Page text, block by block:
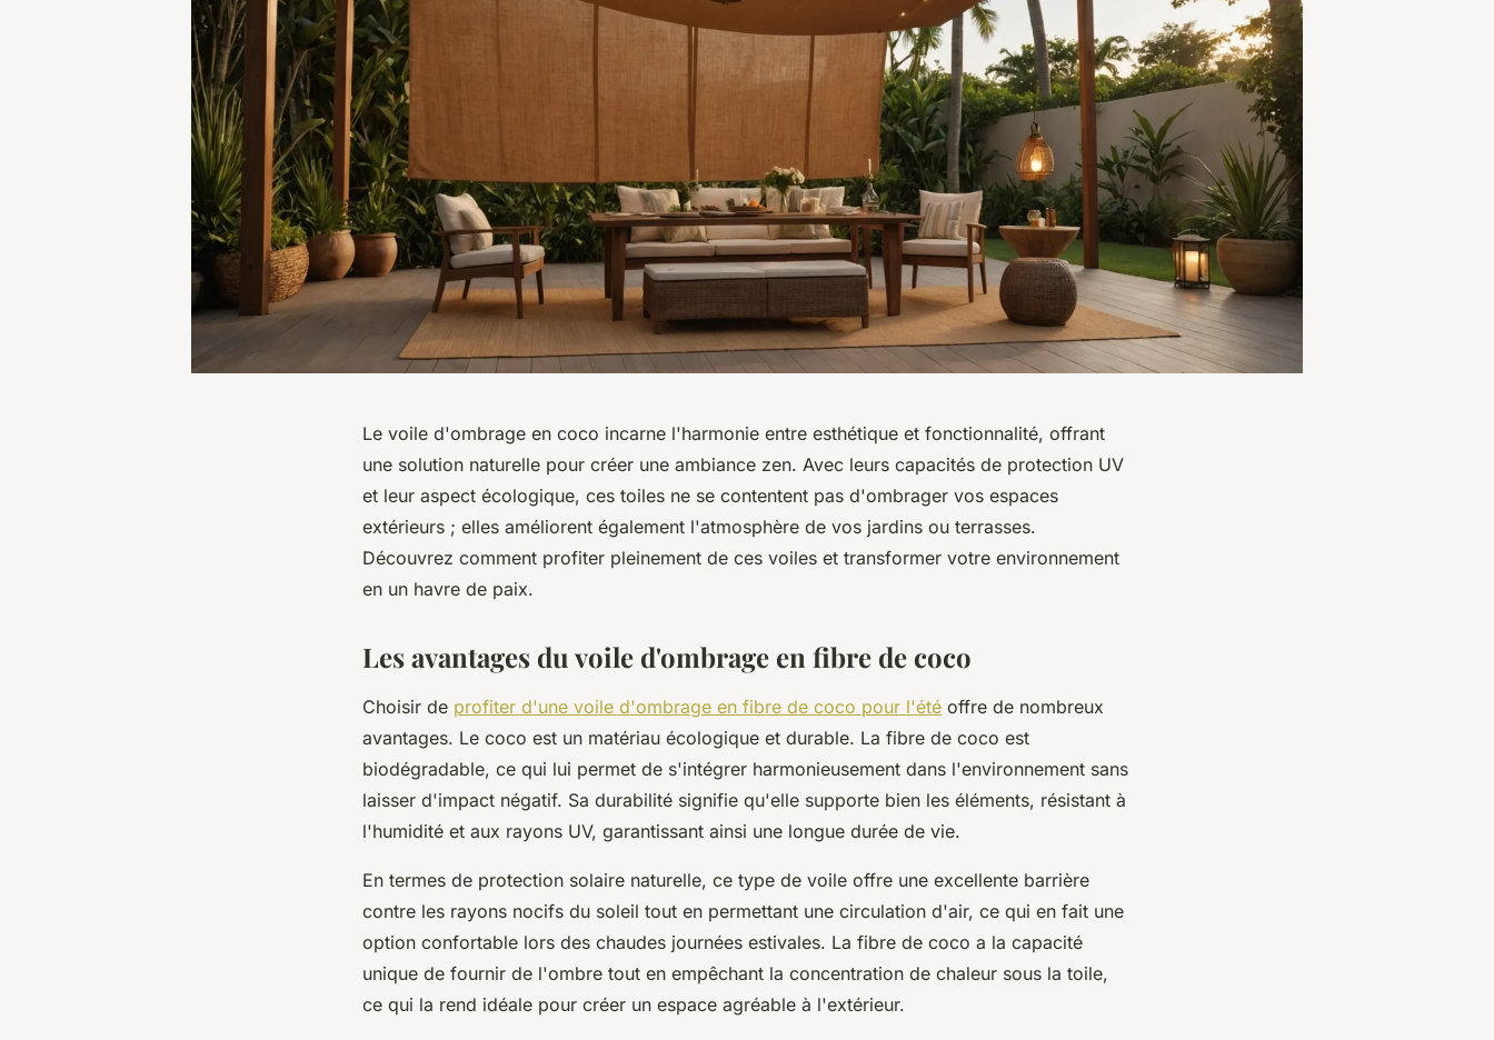
Le voile d'ombrage en coco incarne l'harmonie entre esthétique et fonctionnalité, offrant
une solution naturelle pour créer une ambiance zen. Avec leurs capacités de protection UV
et leur aspect écologique, ces toiles ne se contentent pas d'ombrager vos espaces
extérieurs ; elles améliorent également l'atmosphère de vos jardins ou terrasses.
Découvrez comment profiter pleinement de ces voiles et transformer votre environnement
en un havre de paix.
Les avantages du voile d'ombrage en fibre de coco
Choisir de profiter d'une voile d'ombrage en fibre de coco pour l'été offre de nombreux
avantages. Le coco est un matériau écologique et durable. La fibre de coco est
biodégradable, ce qui lui permet de s'intégrer harmonieusement dans l'environnement sans
laisser d'impact négatif. Sa durabilité signifie qu'elle supporte bien les éléments, résistant à
l'humidité et aux rayons UV, garantissant ainsi une longue durée de vie.
En termes de protection solaire naturelle, ce type de voile offre une excellente barrière
contre les rayons nocifs du soleil tout en permettant une circulation d'air, ce qui en fait une
option confortable lors des chaudes journées estivales. La fibre de coco a la capacité
unique de fournir de l'ombre tout en empêchant la concentration de chaleur sous la toile,
ce qui la rend idéale pour créer un espace agréable à l'extérieur.